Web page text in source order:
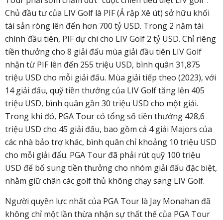
Chủ đầu tư của LIV Golf là PIF (Ả rập Xê út) sở hữu khối
tài sản ròng lên đến hơn 700 tỷ USD. Trong 2 năm tài
chính đầu tiên, PIF dự chi cho LIV Golf 2 tỷ USD. Chỉ riêng
tiền thưởng cho 8 giải đấu mùa giải đầu tiên LIV Golf
nhận từ PIF lên đến 255 triệu USD, bình quân 31,875
triệu USD cho mỗi giải đấu. Mùa giải tiếp theo (2023), với
14 giải đấu, quỹ tiền thưởng của LIV Golf tăng lên 405
triệu USD, bình quân gần 30 triệu USD cho một giải.
Trong khi đó, PGA Tour có tổng số tiền thưởng 428,6
triệu USD cho 45 giải đấu, bao gồm cả 4 giải Majors của
các nhà bảo trợ khác, bình quân chỉ khoảng 10 triệu USD
cho mỗi giải đấu. PGA Tour đã phải rút quỹ 100 triệu
USD để bổ sung tiền thưởng cho nhóm giải đấu đặc biệt,
nhằm giữ chân các golf thủ không chạy sang LIV Golf.
Người quyền lực nhất của PGA Tour là Jay Monahan đã
không chỉ một lần thừa nhận sự thất thế của PGA Tour